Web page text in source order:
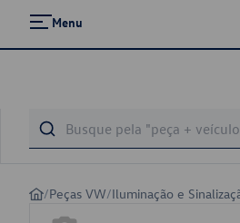
Menu
/Peças VW/Iluminação e